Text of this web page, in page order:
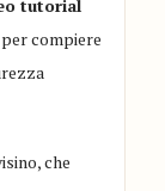
tutorial
compiere
che